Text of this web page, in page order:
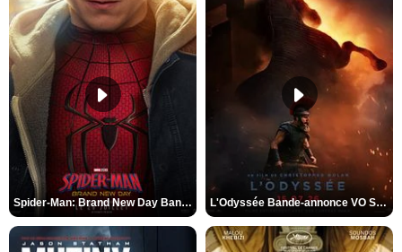
Spider-Man: Brand New Day Bande-annonce VO STFR L'Odyssée Bande-annonce VO STFR